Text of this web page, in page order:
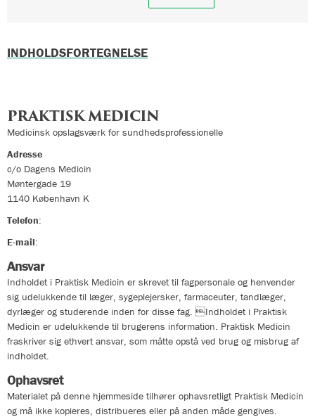
INDHOLDSFORTEGNELSE
PRAKTISK MEDICIN
Medicinsk opslagsværk for sundhedsprofessionelle
Adresse
c/o Dagens Medicin
Møntergade 19
1140 København K
Telefon:
E-mail:
Ansvar
Indholdet i Praktisk Medicin er skrevet til fagpersonale og henvender
sig udelukkende til læger, sygeplejersker, farmaceuter, tandlæger,
dyrlæger og studerende inden for disse fag. Indholdet i Praktisk
Medicin er udelukkende til brugerens information. Praktisk Medicin
fraskriver sig ethvert ansvar, som måtte opstå ved brug og misbrug af
indholdet.
Ophavsret
Materialet på denne hjemmeside tilhører ophavsretligt Praktisk Medicin
og må ikke kopieres, distribueres eller på anden måde gengives.